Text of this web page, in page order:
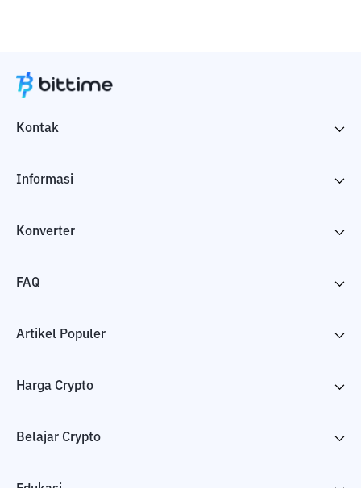
Kontak
Informasi
Konverter
FAQ
Artikel Populer
Harga Crypto
Belajar Crypto